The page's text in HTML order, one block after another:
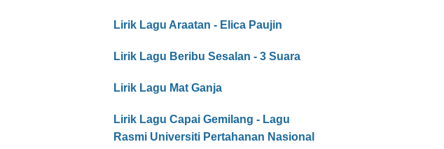
Lirik Lagu Araatan - Elica Paujin
Lirik Lagu Beribu Sesalan - 3 Suara
Lirik Lagu Mat Ganja
Lirik Lagu Capai Gemilang - Lagu
Rasmi Universiti Pertahanan Nasional